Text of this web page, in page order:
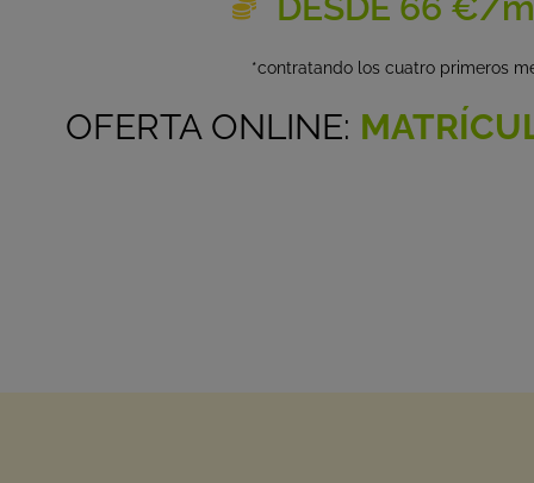
*contratando los cuatro primeros
OFERTA ONLINE: